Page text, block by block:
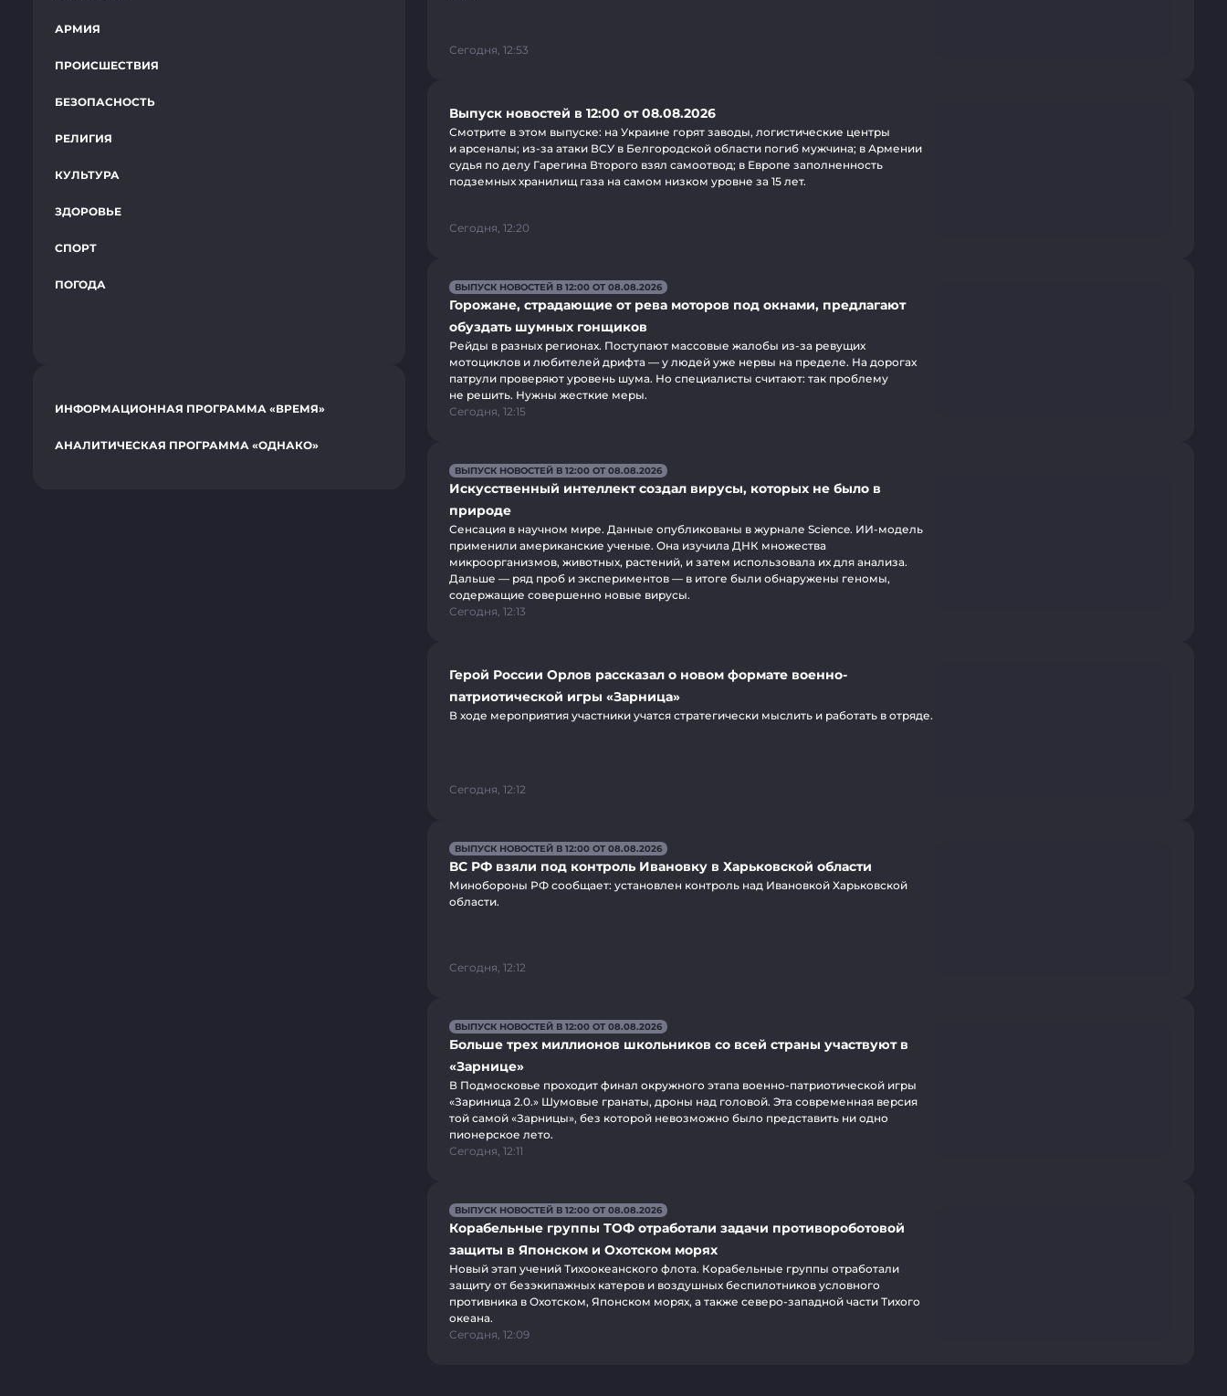
АРМИЯ
ПРОИСШЕСТВИЯ
БЕЗОПАСНОСТЬ
РЕЛИГИЯ
КУЛЬТУРА
ЗДОРОВЬЕ
СПОРТ
ПОГОДА
ИНФОРМАЦИОННАЯ ПРОГРАММА «ВРЕМЯ»
АНАЛИТИЧЕСКАЯ ПРОГРАММА «ОДНАКО»
Сегодня, 12:53
Выпуск новостей в 12:00 от 08.08.2026
Смотрите в этом выпуске: на Украине горят заводы, логистические центры
и арсеналы; из-за атаки ВСУ в Белгородской области погиб мужчина; в Армении
судья по делу Гарегина Второго взял самоотвод; в Европе заполненность
подземных хранилищ газа на самом низком уровне за 15 лет.
Сегодня, 12:20
ВЫПУСК НОВОСТЕЙ В 12:00 ОТ 08.08.2026
Горожане, страдающие от рева моторов под окнами, предлагают
обуздать шумных гонщиков
Рейды в разных регионах. Поступают массовые жалобы из-за ревущих
мотоциклов и любителей дрифта — у людей уже нервы на пределе. На дорогах
патрули проверяют уровень шума. Но специалисты считают: так проблему
не решить. Нужны жесткие меры.
Сегодня, 12:15
ВЫПУСК НОВОСТЕЙ В 12:00 ОТ 08.08.2026
Искусственный интеллект создал вирусы, которых не было в
природе
Сенсация в научном мире. Данные опубликованы в журнале Science. ИИ-модель
применили американские ученые. Она изучила ДНК множества
микроорганизмов, животных, растений, и затем использовала их для анализа.
Дальше — ряд проб и экспериментов — в итоге были обнаружены геномы,
содержащие совершенно новые вирусы.
Сегодня, 12:13
Герой России Орлов рассказал о новом формате военно-
патриотической игры «Зарница»
В ходе мероприятия участники учатся стратегически мыслить и работать в отряде.
Сегодня, 12:12
ВЫПУСК НОВОСТЕЙ В 12:00 ОТ 08.08.2026
ВС РФ взяли под контроль Ивановку в Харьковской области
Минобороны РФ сообщает: установлен контроль над Ивановкой Харьковской
области.
Сегодня, 12:12
ВЫПУСК НОВОСТЕЙ В 12:00 ОТ 08.08.2026
Больше трех миллионов школьников со всей страны участвуют в
«Зарнице»
В Подмосковье проходит финал окружного этапа военно-патриотической игры
«Зариница 2.0.» Шумовые гранаты, дроны над головой. Эта современная версия
той самой «Зарницы», без которой невозможно было представить ни одно
пионерское лето.
Сегодня, 12:11
ВЫПУСК НОВОСТЕЙ В 12:00 ОТ 08.08.2026
Корабельные группы ТОФ отработали задачи противороботовой
защиты в Японском и Охотском морях
Новый этап учений Тихоокеанского флота. Корабельные группы отработали
защиту от безэкипажных катеров и воздушных беспилотников условного
противника в Охотском, Японском морях, а также северо-западной части Тихого
океана.
Сегодня, 12:09